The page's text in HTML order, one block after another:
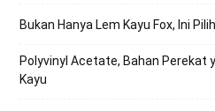
Bukan Hanya Lem Kayu Fox, Ini
Polyvinyl Acetate, Bahan Perekat
Kayu